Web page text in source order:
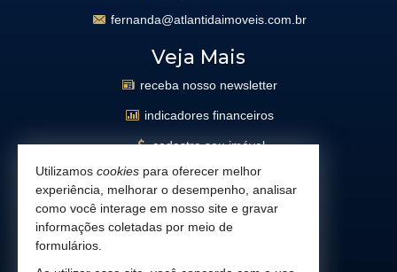
fernanda@atlantidaimoveis.com.br
Veja Mais
receba nosso newsletter
indicadores financeiros
cadastre seu imóvel
imóveis favoritos
mapa de imóveis
busca imóveis
Facebook
Utilizamos cookies para oferecer melhor
experiência, melhorar o desempenho, analisar
como você interage em nosso site e gravar
informações coletadas por meio de
formulários.